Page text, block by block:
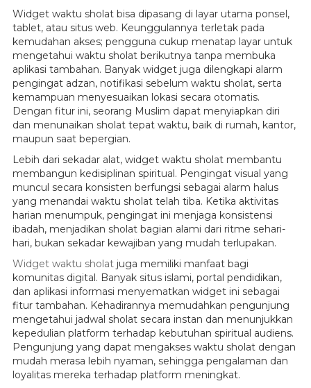
Widget waktu sholat bisa dipasang di layar utama ponsel,
tablet, atau situs web. Keunggulannya terletak pada
kemudahan akses; pengguna cukup menatap layar untuk
mengetahui waktu sholat berikutnya tanpa membuka
aplikasi tambahan. Banyak widget juga dilengkapi alarm
pengingat adzan, notifikasi sebelum waktu sholat, serta
kemampuan menyesuaikan lokasi secara otomatis.
Dengan fitur ini, seorang Muslim dapat menyiapkan diri
dan menunaikan sholat tepat waktu, baik di rumah, kantor,
maupun saat bepergian.
Lebih dari sekadar alat, widget waktu sholat membantu
membangun kedisiplinan spiritual. Pengingat visual yang
muncul secara konsisten berfungsi sebagai alarm halus
yang menandai waktu sholat telah tiba. Ketika aktivitas
harian menumpuk, pengingat ini menjaga konsistensi
ibadah, menjadikan sholat bagian alami dari ritme sehari-
hari, bukan sekadar kewajiban yang mudah terlupakan.
Widget waktu sholatjuga memiliki manfaat bagi
komunitas digital. Banyak situs islami, portal pendidikan,
dan aplikasi informasi menyematkan widget ini sebagai
fitur tambahan. Kehadirannya memudahkan pengunjung
mengetahui jadwal sholat secara instan dan menunjukkan
kepedulian platform terhadap kebutuhan spiritual audiens.
Pengunjung yang dapat mengakses waktu sholat dengan
mudah merasa lebih nyaman, sehingga pengalaman dan
loyalitas mereka terhadap platform meningkat.